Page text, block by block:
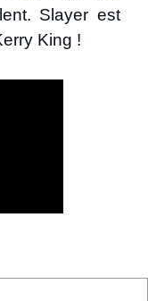
Slayer est
King !